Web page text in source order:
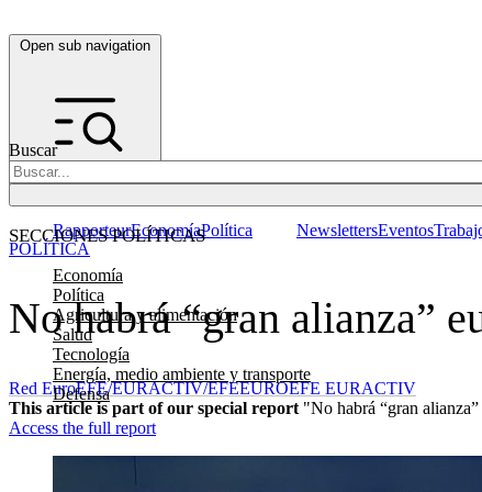
Open sub navigation
Buscar
SECCIONES POLÍTICAS
Economía
Política
Agricultura y alimentación
Salud
Tecnología
Energía, medio ambiente y transporte
Defensa
RapporteurEconomíaPolítica NewslettersEventos
No habrá “gran alianza”
POLÍTICA
Red EuroEFE/EURACTIV/EFEEUROEFE EURACTIV
This article is part of our special report "No habrá “gran
Access the full report